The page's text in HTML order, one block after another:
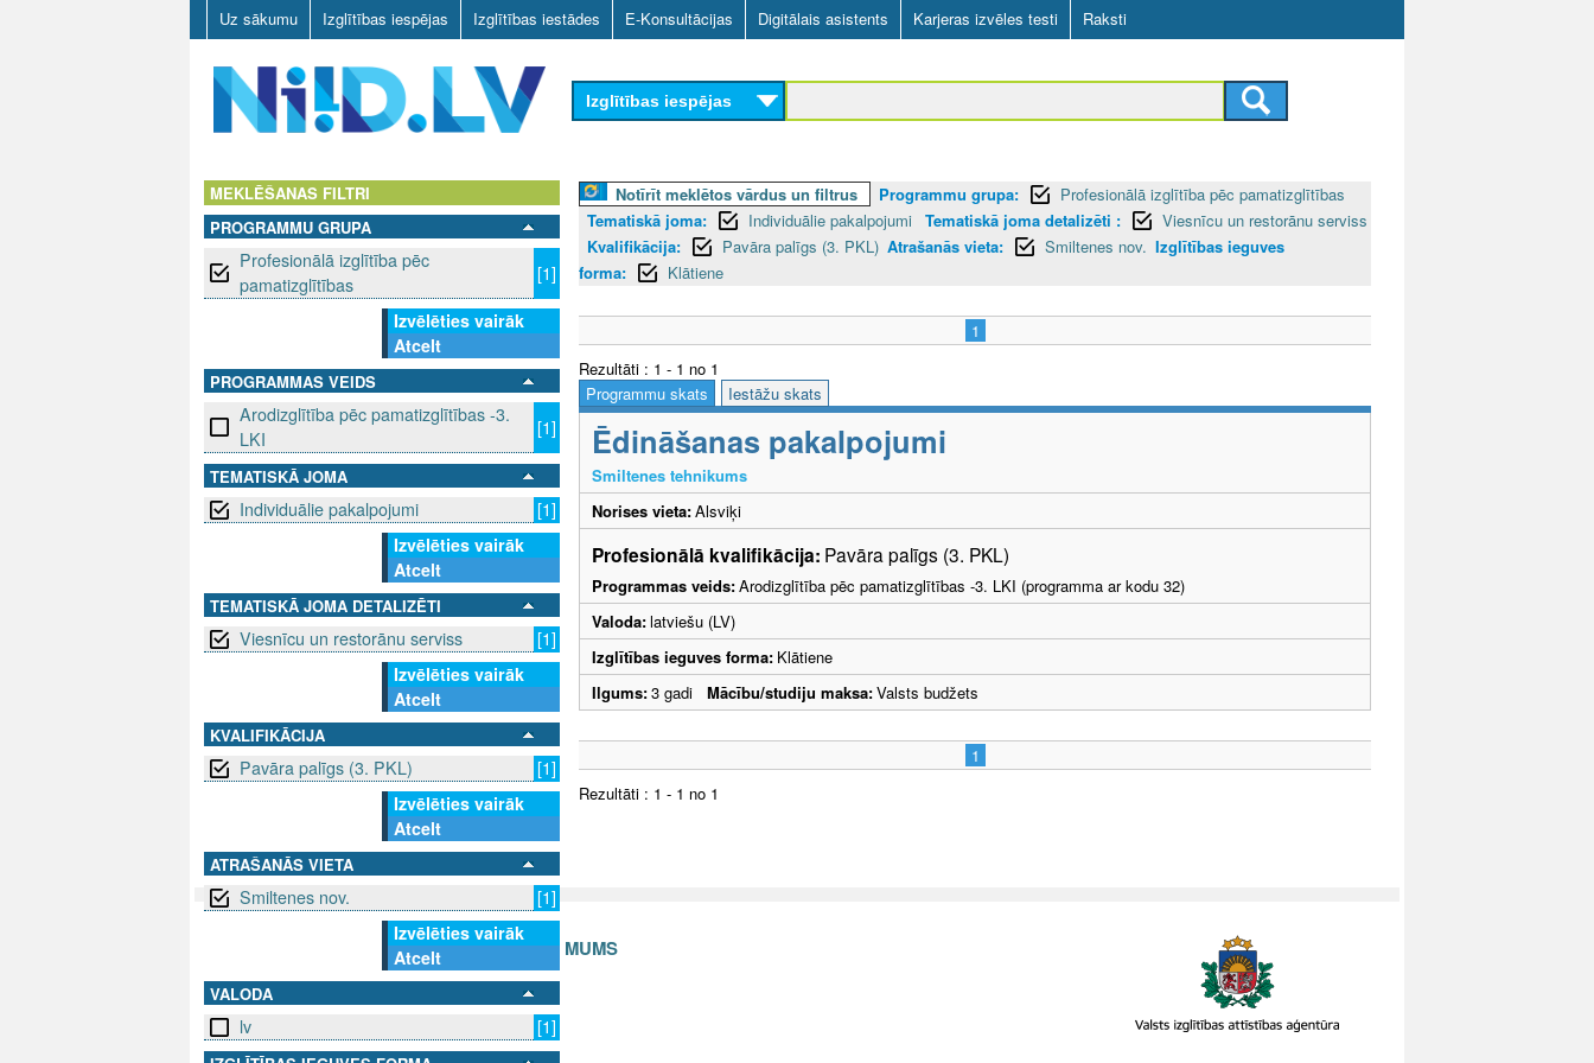
Skip
to
main
content
Uz sākumu Izglītības iespējas Izglītības iestādes E-Konsultācijas Digitālais asistents Karjeras izvēles testi Raksti
D
L
Izglītības iespējas
MEKLĒŠANAS FILTRI
PROGRAMMU GRUPA
Profesionālā izglītība pēc
pamatizglītības
[1]
Izvēlēties vairāk
Atcelt
PROGRAMMAS VEIDS
Arodizglītība pēc pamatizglītības -3.
LKI
[1]
TEMATISKĀ JOMA
Individuālie pakalpojumi
[1]
Izvēlēties vairāk
Atcelt
TEMATISKĀ JOMA DETALIZĒTI
Viesnīcu un restorānu serviss
[1]
Izvēlēties vairāk
Atcelt
KVALIFIKĀCIJA
Pavāra palīgs (3. PKL)
[1]
Izvēlēties vairāk
Atcelt
ATRAŠANĀS VIETA
Smiltenes nov.
[1]
Izvēlēties vairāk
Atcelt
VALODA
lv [1]
Notīrīt meklētos vārdus un filtrus Programmu grupa:
Profesionālā izglītība pēc pamatizglītības
Tematiskā joma:
Individuālie pakalpojumi Tematiskā joma detalizēti :
Viesnīcu un restorānu serviss
Kvalifikācija:
Pavāra palīgs (3. PKL) Atrašanās vieta: Smiltenes nov. Izglītības ieguves
forma:
Klātiene
1
Rezultāti : 1 - 1 no 1
Programmu skats
Iestāžu skats
Ēdināšanas pakalpojumi
Smiltenes tehnikums
Norises vieta:Alsviķi
Profesionālā kvalifikācija: Pavāra palīgs (3. PKL)
Programmas veids:Arodizglītība pēc pamatizglītības -3. LKI (programma ar kodu 32)
Valoda:latviešu (LV)
Izglītības ieguves forma: Klātiene
Ilgums:3 gadi Mācību/studiju maksa:Valsts budžets
1
Rezultāti : 1 - 1 no 1
SAZINIES AR MUMS
info@niid.lv